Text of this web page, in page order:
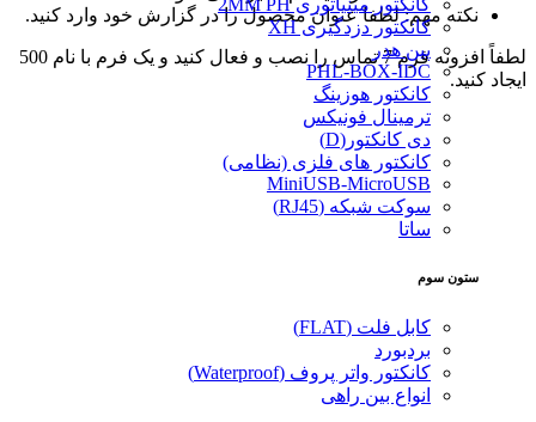
کانکتور دزدگیری XH
پین هدر
PHL-BOX-IDC
کانکتور هوزینگ
ترمینال فونیکس
دی کانکتور(D)
کانکتور های فلزی (نظامی)
MiniUSB-MicroUSB
سوکت شبکه (RJ45)
ساتا
ستون سوم
کابل فلت (FLAT)
بردبورد
کانکتور واتر پروف (Waterproof)
انواع بین راهی
نکته مهم: لطفا عنوان محصول را در گزارش خود وارد کنید.
لطفاً افزونه فرم 7 تماس را نصب و فعال کنید و یک فرم با نام 500
ایجاد کنید.